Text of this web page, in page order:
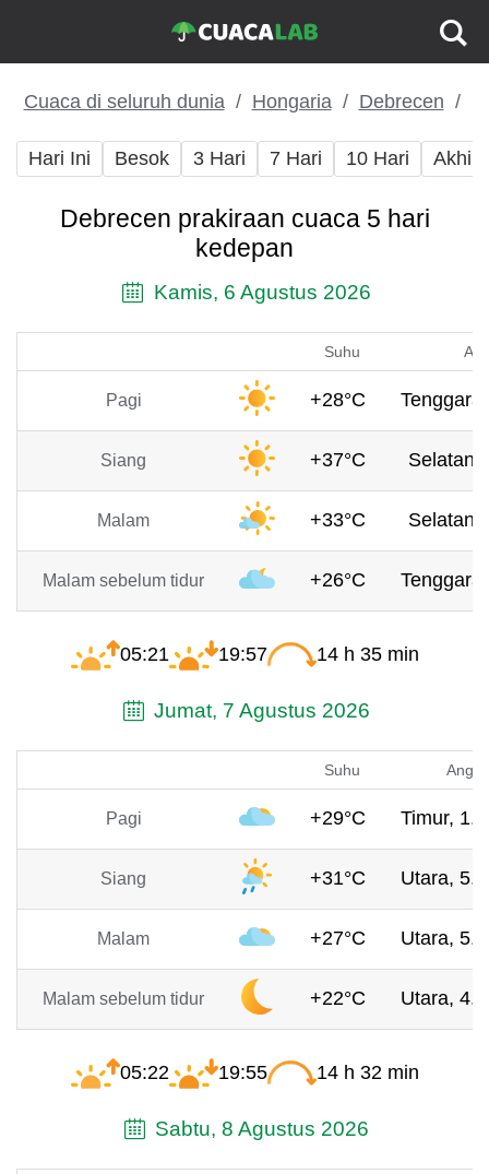
Cuaca di seluruh dunia Hongaria Debrecen
Hari Ini Besok 3 Hari 7 Hari 10 Hari Akhir
Debrecen prakiraan cuaca 5 hari
kedepan
Kamis, 6 Agustus 2026
Suhu
Pagi +28°C
Siang +37°C Selatan,
Malam +33°C Selatan,
Malam sebelum tidur +26°C
05:21 19:57 14 h 35 min
Jumat, 7 Agustus 2026
Suhu Angin
Pagi +29°C Timur,
Siang +31°C Utara,
Malam +27°C Utara,
Malam sebelum tidur +22°C Utara,
05:22 19:55 14 h 32 min
Sabtu, 8 Agustus 2026